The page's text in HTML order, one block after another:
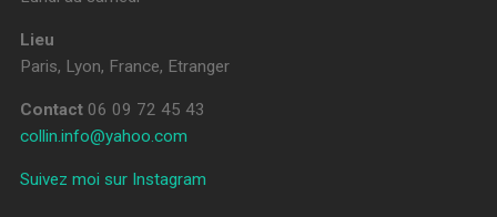
Lieu
Paris, Lyon, France, Etranger
Contact 06 09 72 45 43
collin.info@yahoo.com
Suivez moi sur Instagram